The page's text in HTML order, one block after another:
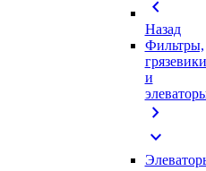
chevron_left
Назад
Фильтры,
грязевики
и
chevron_right
expand_more